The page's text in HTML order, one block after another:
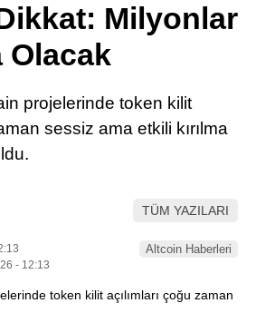
Pinterest
Milyonlar
Olacak
projelerinde token kilit
sessiz ama etkili kırılma
TÜM YAZILARI
- 12:13
Altcoin Haberleri